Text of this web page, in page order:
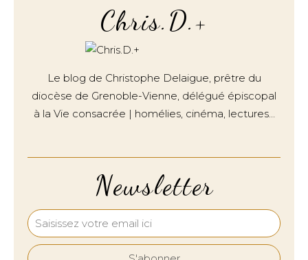
Newsletter
Chris.D.+
Le blog de Christophe Delaigue, prêtre du
diocèse de Grenoble-Vienne, délégué épiscopal
à la Vie consacrée | homélies, cinéma, lectures…